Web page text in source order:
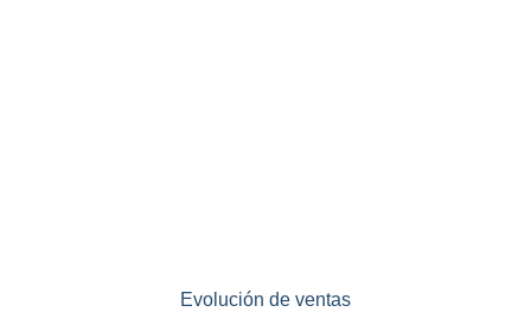
Evolución de ventas